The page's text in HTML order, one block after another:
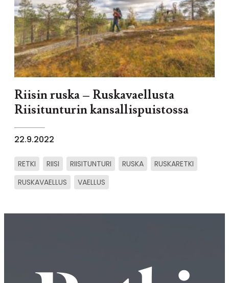
Riisin ruska – Ruskavaellusta
Riisitunturin kansallispuistossa
22.9.2022
RETKI RIISI RIISITUNTURI RUSKA
RUSKARETKI
RUSKAVAELLUS
VAELLUS